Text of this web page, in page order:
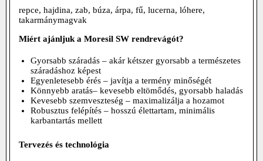
repce, hajdina, zab, búza, árpa, fű, lucerna, lóhere,
takarmánymagvak
Miért ajánljuk a Moresil SW rendrevágót?
Gyorsabb száradás – akár kétszer gyorsabb a természetes
száradáshoz képest
Egyenletesebb érés – javítja a termény minőségét
Könnyebb aratás– kevesebb eltömődés, gyorsabb haladás
Kevesebb szemveszteség – maximalizálja a hozamot
Robusztus felépítés – hosszú élettartam, minimális
karbantartás mellett
Tervezés és technológia